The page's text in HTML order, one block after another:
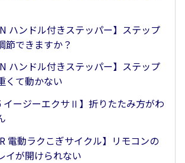
ハンドル付きステッパー】ステップ
節できますか？
ハンドル付きステッパー】ステップ
くて動かない
イージーエクサⅡ】折りたたみ方がわ
電動ラクこぎサイクル】リモコンの
イが開けられない